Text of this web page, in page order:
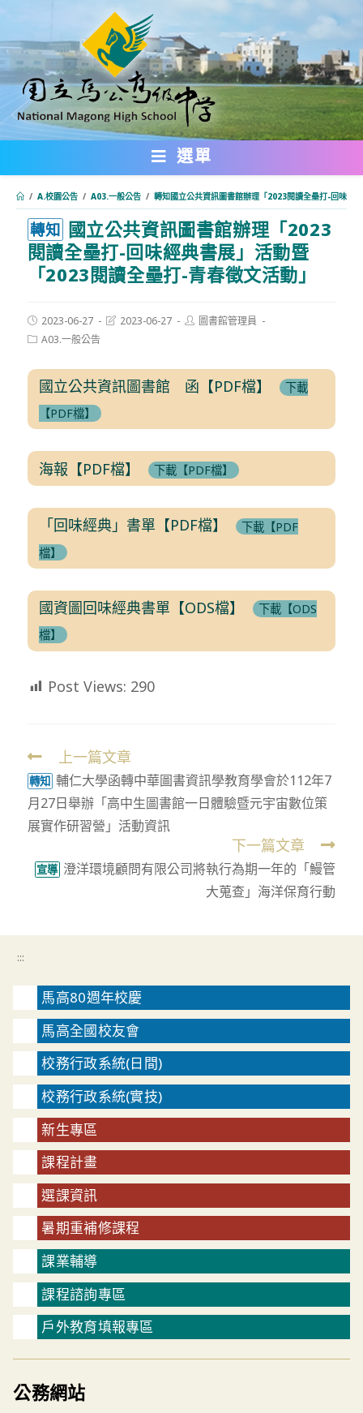
轉
主
要
內
選單
/ A.校園公告 / A03.一般公告 / 轉知國立公共資訊圖書館辦理「2023閱讀全壘打-回味經
轉知 國立公共資訊圖書館辦理「2023
閱讀全壘打-回味經典書展」活動暨
「2023閱讀全壘打-青春徵文活動」
Post
published:
2023-06-27
Post2023-06-27
Post圖書館管理員
PostA03.一般公告
國立公共資訊圖書館 函【PDF檔】
下載
【PDF檔】
海報【PDF檔】 下載【PDF檔】
「回味經典」書單【PDF檔】
下載【PDF
檔】
國資圖回味經典書單【ODS檔】
下載【ODS
檔】
Post Views: 290
Read
more
articles
上一篇文章
轉知 輔仁大學函轉中華圖書資訊學教育學會於112年7
月27日舉辦「高中生圖書館一日體驗暨元宇宙數位策
展實作研習營」活動資訊
下一篇文章
宣導 澄洋環境顧問有限公司將執行為期一年的「鰻管
大蒐查」海洋保育行動
:::
馬高80週年校慶
馬高全國校友會
校務行政系統(日間)
校務行政系統(實技)
新生專區
課程計畫
選課資訊
暑期重補修課程
課業輔導
課程諮詢專區
戶外教育填報專區
公務網站